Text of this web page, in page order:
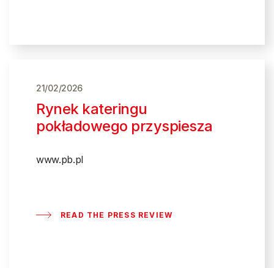
21/02/2026
Rynek kateringu
pokładowego przyspiesza
www.pb.pl
READ THE PRESS REVIEW